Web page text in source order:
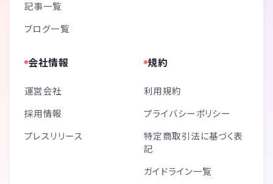
記事一覧
ブログ一覧
会社情報
運営会社
採用情報
プレスリリース
規約
利用規約
プライバシーポリシー
特定商取引法に基づく表
記
ガイドライン一覧